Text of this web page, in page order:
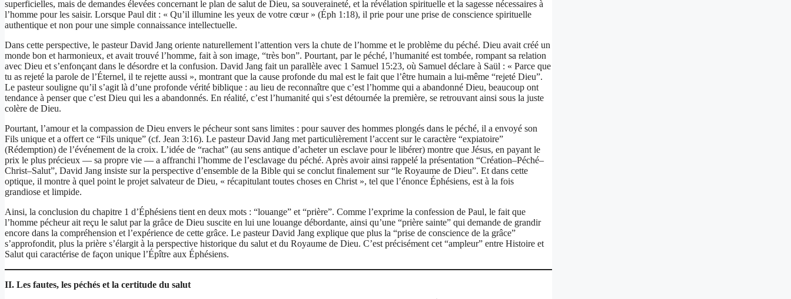
superficielles, mais de demandes élevées concernant le plan de salut de Dieu, sa souveraineté, et la révélation spirituelle et la sagesse nécessaires à
l’homme pour les saisir. Lorsque Paul dit : « Qu’il illumine les yeux de votre cœur » (Éph 1:18), il prie pour une prise de conscience spirituelle
authentique et non pour une simple connaissance intellectuelle.
Dans cette perspective, le pasteur David Jang oriente naturellement l’attention vers la chute de l’homme et le problème du péché. Dieu avait créé un
monde bon et harmonieux, et avait trouvé l’homme, fait à son image, “très bon”. Pourtant, par le péché, l’humanité est tombée, rompant sa relation
avec Dieu et s’enfonçant dans le désordre et la confusion. David Jang fait un parallèle avec 1 Samuel 15:23, où Samuel déclare à Saül : « Parce que
tu as rejeté la parole de l’Éternel, il te rejette aussi », montrant que la cause profonde du mal est le fait que l’être humain a lui-même “rejeté Dieu”.
Le pasteur souligne qu’il s’agit là d’une profonde vérité biblique : au lieu de reconnaître que c’est l’homme qui a abandonné Dieu, beaucoup ont
tendance à penser que c’est Dieu qui les a abandonnés. En réalité, c’est l’humanité qui s’est détournée la première, se retrouvant ainsi sous la juste
colère de Dieu.
Pourtant, l’amour et la compassion de Dieu envers le pécheur sont sans limites : pour sauver des hommes plongés dans le péché, il a envoyé son
Fils unique et a offert ce “Fils unique” (cf. Jean 3:16). Le pasteur David Jang met particulièrement l’accent sur le caractère “expiatoire”
(Rédemption) de l’événement de la croix. L’idée de “rachat” (au sens antique d’acheter un esclave pour le libérer) montre que Jésus, en payant le
prix le plus précieux — sa propre vie — a affranchi l’homme de l’esclavage du péché. Après avoir ainsi rappelé la présentation “Création–Péché–
Christ–Salut”, David Jang insiste sur la perspective d’ensemble de la Bible qui se conclut finalement sur “le Royaume de Dieu”. Et dans cette
optique, il montre à quel point le projet salvateur de Dieu, « récapitulant toutes choses en Christ », tel que l’énonce Éphésiens, est à la fois
grandiose et limpide.
Ainsi, la conclusion du chapitre 1 d’Éphésiens tient en deux mots : “louange” et “prière”. Comme l’exprime la confession de Paul, le fait que
l’homme pécheur ait reçu le salut par la grâce de Dieu suscite en lui une louange débordante, ainsi qu’une “prière sainte” qui demande de grandir
encore dans la compréhension et l’expérience de cette grâce. Le pasteur David Jang explique que plus la “prise de conscience de la grâce”
s’approfondit, plus la prière s’élargit à la perspective historique du salut et du Royaume de Dieu. C’est précisément cet “ampleur” entre Histoire et
Salut qui caractérise de façon unique l’Épître aux Éphésiens.
II. Les fautes, les péchés et la certitude du salut